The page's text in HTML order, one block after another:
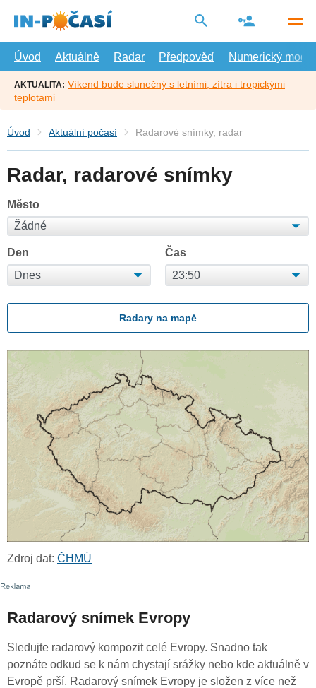
hlavní
Úvod
Aktuálně Radar Předpověď Numerický model
AKTUALITA: Víkend bude slunečný s letními, zítra i tropickými
teplotami
Úvod Aktuální počasí Radarové snímky, radar
Radar, radarové snímky
Město
Den Čas
Radary na mapě
Zdroj dat: ČHMÚ
Radarový snímek Evropy
Sledujte radarový kompozit celé Evropy. Snadno tak
poznáte odkud se k nám chystají srážky nebo kde aktuálně v
Evropě prší. Radarový snímek Evropy je složen z více než